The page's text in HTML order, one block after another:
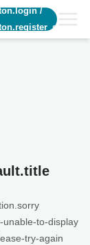
/
to-display
try-again